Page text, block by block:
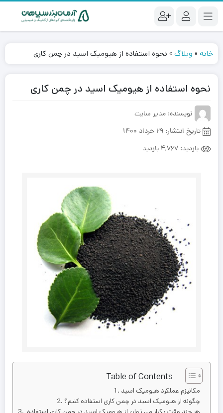
خانه » وبلاگ » نحوه استفاده از هیومیک اسید در چمن کاری
نحوه استفاده از هیومیک اسید در چمن کاری
نویسنده: مدیر سایت
تاریخ انتشار: 29 خرداد 1400
بازدید: 4,767 بازدید
Table of Contents
مکانیزم عملکرد هیومیک اسید
چگونه از هیومیک اسید در چمن کاری استفاده کنیم؟